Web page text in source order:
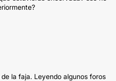
la faja. Leyendo algunos foros